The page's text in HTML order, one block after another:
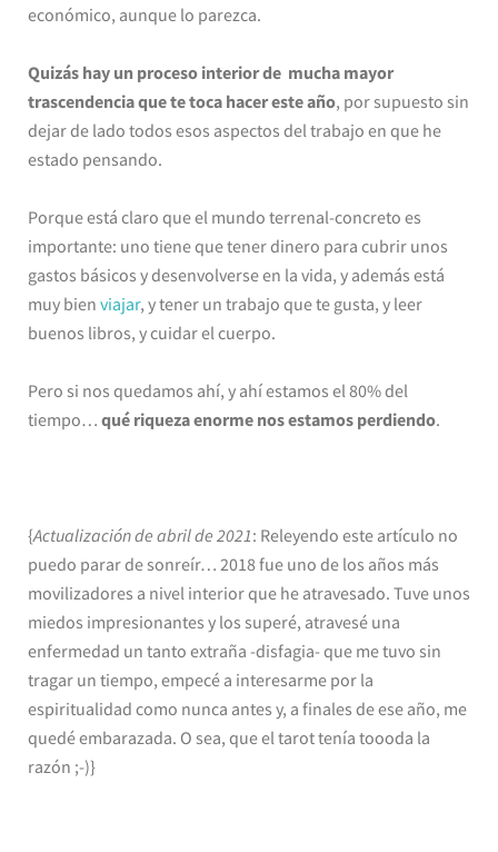
económico, aunque lo parezca.
Quizás hay un proceso interior de mucha mayor
trascendencia que te toca hacer este año, por supuesto sin
dejar de lado todos esos aspectos del trabajo en que he
estado pensando.
Porque está claro que el mundo terrenal-concreto es
importante: uno tiene que tener dinero para cubrir unos
gastos básicos y desenvolverse en la vida, y además está
muy bien viajar, y tener un trabajo que te gusta, y leer
buenos libros, y cuidar el cuerpo.
Pero si nos quedamos ahí, y ahí estamos el 80% del
tiempo… qué riqueza enorme nos estamos perdiendo.
{Actualización de abril de 2021: Releyendo este artículo no
puedo parar de sonreír… 2018 fue uno de los años más
movilizadores a nivel interior que he atravesado. Tuve unos
miedos impresionantes y los superé, atravesé una
enfermedad un tanto extraña -disfagia- que me tuvo sin
tragar un tiempo, empecé a interesarme por la
espiritualidad como nunca antes y, a finales de ese año, me
quedé embarazada. O sea, que el tarot tenía toooda la
razón ;-)}